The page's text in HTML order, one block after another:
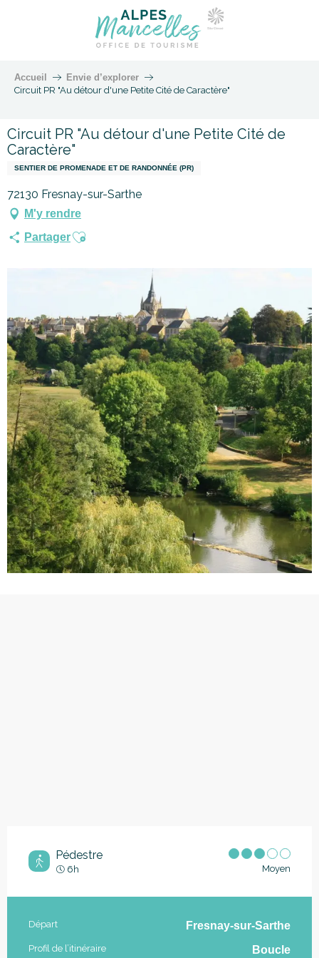
Accueil
Envie d’explorer
Circuit PR "Au détour d'une Petite Cité de Caractère"
Circuit PR "Au détour d'une Petite Cité de
Caractère"
SENTIER DE PROMENADE ET DE RANDONNÉE (PR)
72130 Fresnay-sur-Sarthe
M'y rendre
PartagerAjouter aux favoris
Pédestre
6h Moyen
Informations pratiques
Départ Fresnay-sur-Sarthe
Profil de l’itinéraire Boucle